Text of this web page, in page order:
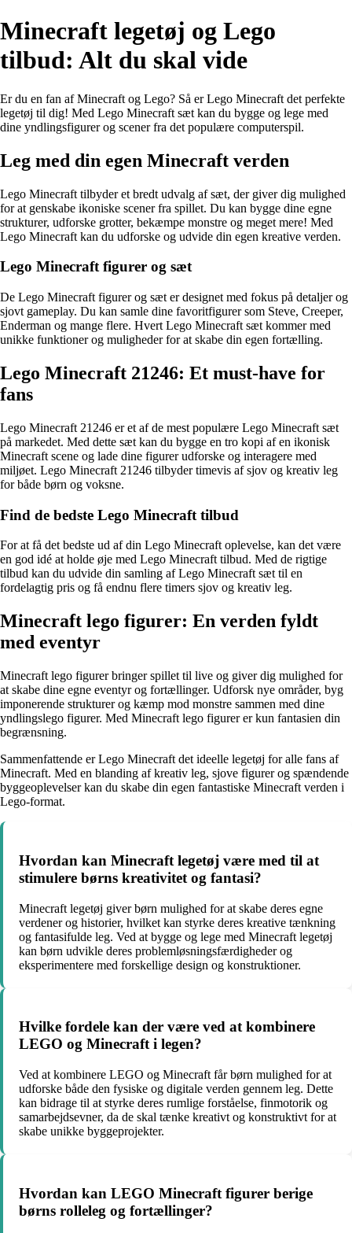
Minecraft legetøj og Lego
tilbud: Alt du skal vide
Er du en fan af Minecraft og Lego? Så er Lego Minecraft det perfekte
legetøj til dig! Med Lego Minecraft sæt kan du bygge og lege med
dine yndlingsfigurer og scener fra det populære computerspil.
Leg med din egen Minecraft verden
Lego Minecraft tilbyder et bredt udvalg af sæt, der giver dig mulighed
for at genskabe ikoniske scener fra spillet. Du kan bygge dine egne
strukturer, udforske grotter, bekæmpe monstre og meget mere! Med
Lego Minecraft kan du udforske og udvide din egen kreative verden.
Lego Minecraft figurer og sæt
De Lego Minecraft figurer og sæt er designet med fokus på detaljer og
sjovt gameplay. Du kan samle dine favoritfigurer som Steve, Creeper,
Enderman og mange flere. Hvert Lego Minecraft sæt kommer med
unikke funktioner og muligheder for at skabe din egen fortælling.
Lego Minecraft 21246: Et must-have for
fans
Lego Minecraft 21246 er et af de mest populære Lego Minecraft sæt
på markedet. Med dette sæt kan du bygge en tro kopi af en ikonisk
Minecraft scene og lade dine figurer udforske og interagere med
miljøet. Lego Minecraft 21246 tilbyder timevis af sjov og kreativ leg
for både børn og voksne.
Find de bedste Lego Minecraft tilbud
For at få det bedste ud af din Lego Minecraft oplevelse, kan det være
en god idé at holde øje med Lego Minecraft tilbud. Med de rigtige
tilbud kan du udvide din samling af Lego Minecraft sæt til en
fordelagtig pris og få endnu flere timers sjov og kreativ leg.
Minecraft lego figurer: En verden fyldt
med eventyr
Minecraft lego figurer bringer spillet til live og giver dig mulighed for
at skabe dine egne eventyr og fortællinger. Udforsk nye områder, byg
imponerende strukturer og kæmp mod monstre sammen med dine
yndlingslego figurer. Med Minecraft lego figurer er kun fantasien din
begrænsning.
Sammenfattende er Lego Minecraft det ideelle legetøj for alle fans af
Minecraft. Med en blanding af kreativ leg, sjove figurer og spændende
byggeoplevelser kan du skabe din egen fantastiske Minecraft verden i
Lego-format.
Hvordan kan Minecraft legetøj være med til at
stimulere børns kreativitet og fantasi?
Minecraft legetøj giver børn mulighed for at skabe deres egne
verdener og historier, hvilket kan styrke deres kreative tænkning
og fantasifulde leg. Ved at bygge og lege med Minecraft legetøj
kan børn udvikle deres problemløsningsfærdigheder og
eksperimentere med forskellige design og konstruktioner.
Hvilke fordele kan der være ved at kombinere
LEGO og Minecraft i legen?
Ved at kombinere LEGO og Minecraft får børn mulighed for at
udforske både den fysiske og digitale verden gennem leg. Dette
kan bidrage til at styrke deres rumlige forståelse, finmotorik og
samarbejdsevner, da de skal tænke kreativt og konstruktivt for at
skabe unikke byggeprojekter.
Hvordan kan LEGO Minecraft figurer berige
børns rolleleg og fortællinger?